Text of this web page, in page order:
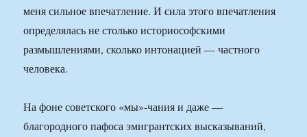
меня сильное впечатление. И сила этого впечатления
определялась не столько историософскими
размышлениями, сколько интонацией — частного
человека.
На фоне советского «мы»-чания и даже —
благородного пафоса эмигрантских высказываний,